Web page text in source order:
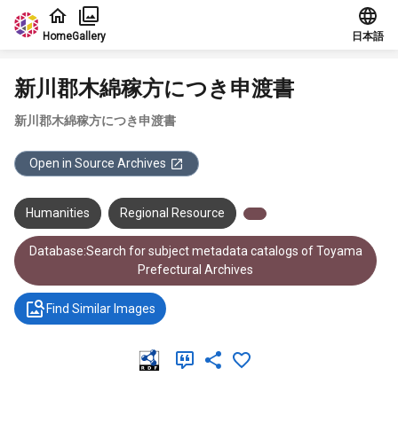
Jump to main content
HomeGallery 日本語
新川郡木綿稼方につき申渡書
新川郡木綿稼方につき申渡書
Open in Source Archives
Humanities Regional Resource
Database:Search for subject metadata catalogs of Toyama
Prefectural Archives
Find Similar Images